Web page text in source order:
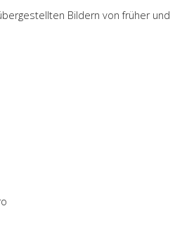
Bildern von früher und